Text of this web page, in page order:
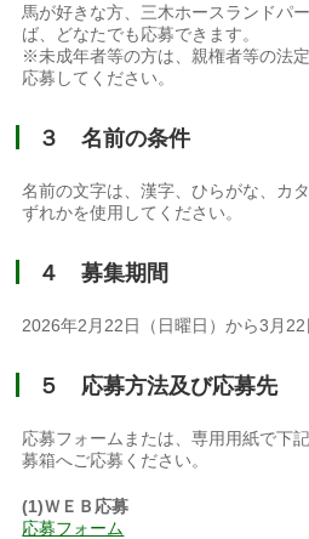
馬が好きな方、三木ホースランドパ
ば、どなたでも応募できます。
※未成年者等の方は、親権者等の法
応募してください。
３ 名前の条件
名前の文字は、漢字、ひらがな、カ
ずれかを使用してください。
４ 募集期間
2026年2月22日（日曜日）から3月
５ 応募方法及び応募先
応募フォームまたは、専用用紙で下
募箱へご応募ください。
(1)ＷＥＢ応募
応募フォーム